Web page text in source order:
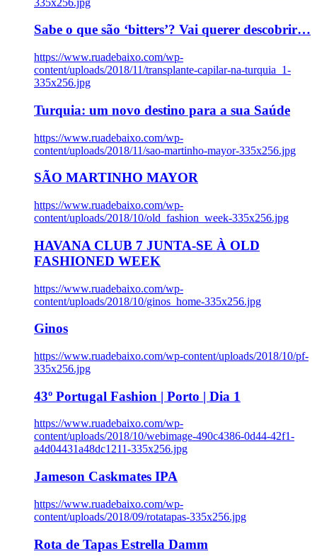
Sabe o que são ‘bitters’? Vai querer descobrir…
https://www.ruadebaixo.com/wp-
content/uploads/2018/11/transplante-capilar-na-turquia_1-
335x256.jpg
Turquia: um novo destino para a sua Saúde
https://www.ruadebaixo.com/wp-
content/uploads/2018/11/sao-martinho-mayor-335x256.jpg
SÃO MARTINHO MAYOR
https://www.ruadebaixo.com/wp-
content/uploads/2018/10/old_fashion_week-335x256.jpg
HAVANA CLUB 7 JUNTA-SE À OLD
FASHIONED WEEK
https://www.ruadebaixo.com/wp-
content/uploads/2018/10/ginos_home-335x256.jpg
Ginos
https://www.ruadebaixo.com/wp-content/uploads/2018/10/pf-
335x256.jpg
43º Portugal Fashion | Porto | Dia 1
https://www.ruadebaixo.com/wp-
content/uploads/2018/10/webimage-490c4386-0d44-42f1-
a4d04431a48dc1211-335x256.jpg
Jameson Caskmates IPA
https://www.ruadebaixo.com/wp-
content/uploads/2018/09/rotatapas-335x256.jpg
Rota de Tapas Estrella Damm